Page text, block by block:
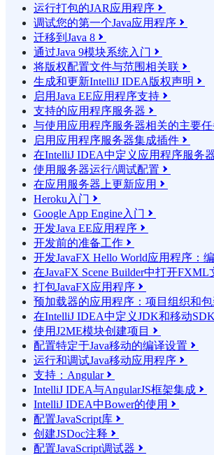
运行打包的JAR应用程序 
调试您的第一个Java应用程序 
迁移到Java 8 
通过Java 9模块系统入门 
将版权配置文件与范围相关联 
生成和更新IntelliJ IDEA版权声明 
启用Java EE应用程序支持 
支持的应用程序服务器 
与使用应用程序服务器相关的主要任
启用应用程序服务器集成插件 
在IntelliJ IDEA中定义应用程序服务
使用服务器运行/调试配置 
在应用服务器上更新应用 
Heroku入门 
Google App Engine入门 
开发Java EE应用程序 
开发前的准备工作 
开发JavaFX Hello World应用程序：
在JavaFX Scene Builder中打开FXML
打包JavaFX应用程序 
预加载器的应用程序：项目组织和包
在IntelliJ IDEA中定义JDK和移动SDK
使用J2ME模块创建项目 
配置特定于Java移动的编译设置 
运行和调试Java移动应用程序 
支持：Angular
IntelliJ IDEA与AngularJS框架集成 
IntelliJ IDEA中Bower的使用 
配置JavaScript库 
创建JSDoc注释 
配置JavaScript调试器 